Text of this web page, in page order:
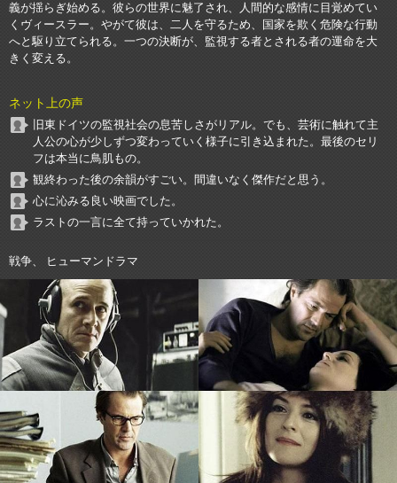
義が揺らぎ始める。彼らの世界に魅了され、人間的な感情に目覚めてい
くヴィースラー。やがて彼は、二人を守るため、国家を欺く危険な行動
へと駆り立てられる。一つの決断が、監視する者とされる者の運命を大
きく変える。
ネット上の声
旧東ドイツの監視社会の息苦しさがリアル。でも、芸術に触れて主
人公の心が少しずつ変わっていく様子に引き込まれた。最後のセリ
フは本当に鳥肌もの。
観終わった後の余韻がすごい。間違いなく傑作だと思う。
心に沁みる良い映画でした。
ラストの一言に全て持っていかれた。
戦争、 ヒューマンドラマ